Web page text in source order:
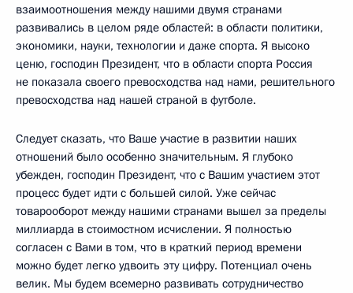
взаимоотношения между нашими двумя странами
развивались в целом ряде областей: в области политики,
экономики, науки, технологии и даже спорта. Я высоко
ценю, господин Президент, что в области спорта Россия
не показала своего превосходства над нами, решительного
превосходства над нашей страной в футболе.
Следует сказать, что Ваше участие в развитии наших
отношений было особенно значительным. Я глубоко
убежден, господин Президент, что с Вашим участием этот
процесс будет идти с большей силой. Уже сейчас
товарооборот между нашими странами вышел за пределы
миллиарда в стоимостном исчислении. Я полностью
согласен с Вами в том, что в краткий период времени
можно будет легко удвоить эту цифру. Потенциал очень
велик. Мы будем всемерно развивать сотрудничество